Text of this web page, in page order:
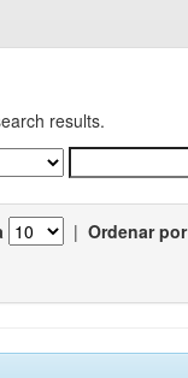
results.
| Ordenar por